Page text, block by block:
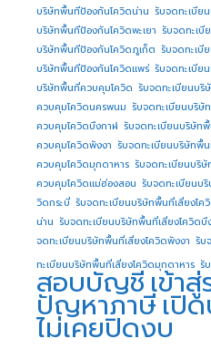
บริษัทพื้นทีป้องกันโควิดน่าน รับจดทะเบีย
บริษัทพื้นทีป้องกันโควิดพะเยา รับจดทะเ
บริษัทพื้นทีป้องกันโควิดภูเก็ต รับจดทะเ
บริษัทพื้นทีป้องกันโควิดแพร่ รับจดทะเบีย
บริษัทพื้นที่ควบคุมโควิด รับจดทะเบียนบ
ควบคุมโควิดนครพนม รับจดทะเบียนบริ
ควบคุมโควิดบึงกาฬ รับจดทะเบียนบริษัท
ควบคุมโควิดพังงา รับจดทะเบียนบริษัทพื้
ควบคุมโควิดมุกดาหาร รับจดทะเบียนบริ
ควบคุมโควิดแม่ฮ่องสอน รับจดทะเบียนบ
วิดกระบี่ รับจดทะเบียนบริษัทพื้นที่เสี่ยงโ
น่าน รับจดทะเบียนบริษัทพื้นที่เสี่ยงโควิดบึ
จดทะเบียนบริษัทพื้นที่เสี่ยงโควิดพังงา รับ
ทะเบียนบริษัทพื้นที่เสี่ยงโควิดมุกดาหาร รั
สอบบัญชี เข้า
ปัญหาภาษีเปิ
ไม่เคยปิดงบ